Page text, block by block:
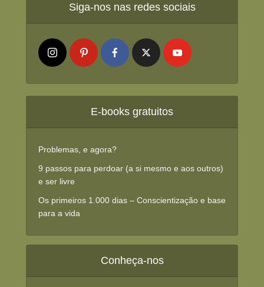
Siga-nos nas redes sociais
E-books gratuitos
Problemas, e agora?
9 passos para perdoar (a si mesmo e aos outros)
e ser livre
Os primeiros 1.000 dias – Conscientização e base
para a vida
Conheça-nos